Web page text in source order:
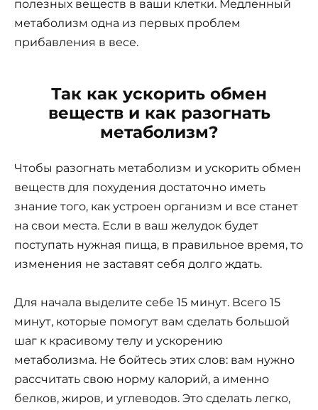
полезных веществ в ваши клетки. Медленный
метаболизм одна из первых проблем
прибавления в весе.
Так как ускорить обмен
веществ и как разогнать
метаболизм?
Чтобы разогнать метаболизм и ускорить обмен
веществ для похудения достаточно иметь
знание того, как устроен организм и все станет
на свои места. Если в ваш желудок будет
поступать нужная пища, в правильное время, то
изменения не заставят себя долго ждать.
Для начала выделите себе 15 минут. Всего 15
минут, которые помогут вам сделать большой
шаг к красивому телу и ускорению
метаболизма. Не бойтесь этих слов: вам нужно
рассчитать свою норму калорий, а именно
белков, жиров, и углеводов. Это сделать легко,